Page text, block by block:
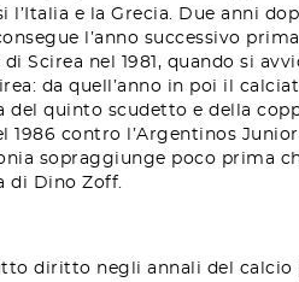
e la Grecia. Due anni
l’anno successivo
Scirea nel 1981, quando si
da quell’anno in poi il
quinto scudetto e della
1986 contro l’Argentinos
sopraggiunge poco prima
di Dino Zoff.
diritto negli annali del